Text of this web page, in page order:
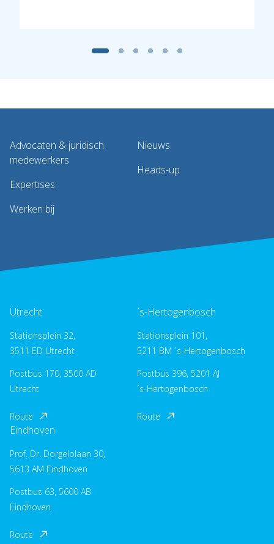
Advocaten & juridisch
medewerkers
Expertises
Werken bij
Nieuws
Heads-up
Utrecht
Stationsplein 32,
3511 ED Utrecht
Postbus 170, 3500 AD
Utrecht
Route
´s-Hertogenbosch
Stationsplein 101,
5211 BM ´s-Hertogenbosch
Postbus 396, 5201 AJ
´s-Hertogenbosch
Route
Eindhoven
Prof. Dr. Dorgelolaan 30,
5613 AM Eindhoven
Postbus 63, 5600 AB
Eindhoven
Route